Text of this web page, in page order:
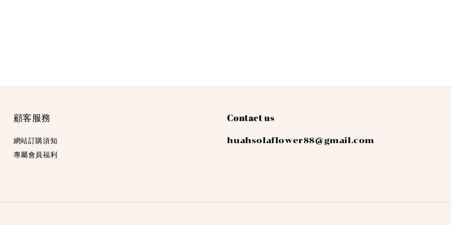
顧客服務
網站訂購須知
專屬會員福利
Contact us
huahsolaflower88@gmail.com